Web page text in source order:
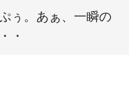
ぅ。あぁ、一瞬の
・